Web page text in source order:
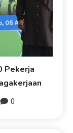
Pekerja
0